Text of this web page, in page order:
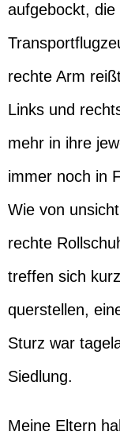
aufgebockt, die
rechte Arm
Links und
mehr in ihre
immer noch in
Wie von
rechte
treffen sich
querstellen,
Sturz war
Siedlung.
Meine Eltern